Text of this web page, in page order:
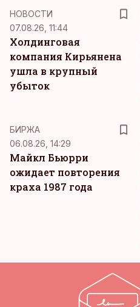
НОВОСТИ
07.08.26, 11:44
Холдинговая
компания Кирьянена
ушла в крупный
убыток
БИРЖА
06.08.26, 14:29
Майкл Бьюрри
ожидает повторения
краха 1987 года